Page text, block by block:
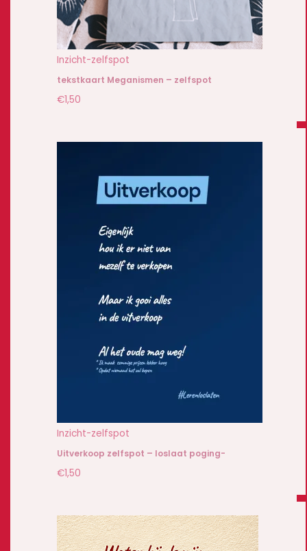
Inzicht-zelfspot
tekstkaart Meganismen – zelfspot
€1,50
Inzicht-zelfspot
Uitverkoop zelfspot – loslaat poging-
€1,50